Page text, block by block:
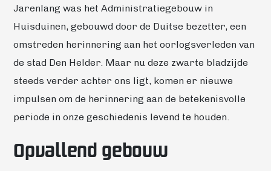
Jarenlang was het Administratiegebouw in
Huisduinen, gebouwd door de Duitse bezetter, een
omstreden herinnering aan het oorlogsverleden van
de stad Den Helder. Maar nu deze zwarte bladzijde
steeds verder achter ons ligt, komen er nieuwe
impulsen om de herinnering aan de betekenisvolle
periode in onze geschiedenis levend te houden.
Opvallend gebouw